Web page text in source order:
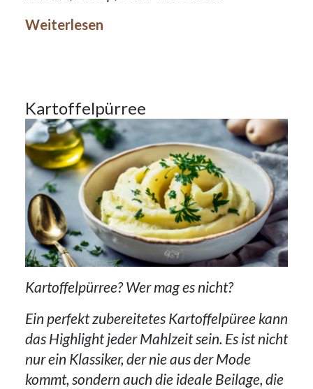
Weiterlesen
25
OKT.
2023
Kartoffelpürree
Kartoffelpürree? Wer mag es nicht?
Ein perfekt zubereitetes Kartoffelpüree kann
das Highlight jeder Mahlzeit sein. Es ist nicht
nur ein Klassiker, der nie aus der Mode
kommt, sondern auch die ideale Beilage, die